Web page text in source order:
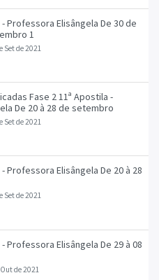
1
Set de 2021
2 11ª Apostila -
Professora Elisângela De 20 à 28 de setembro
Set de 2021
Set de 2021
de 2021